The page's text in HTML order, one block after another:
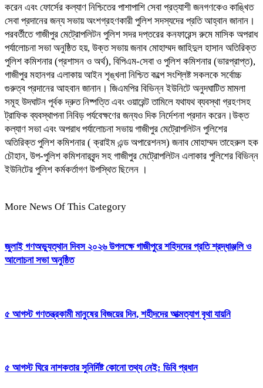
করেন এবং ফোর্সের কল্যাণ নিশ্চিতের পাশাপাশি সেবা প্রত্যাশী জনগণকেও কাঙ্খিত
সেবা প্রদানের জন্য সভায় অংশগ্রহণকারী পুলিশ সদস্যদের প্রতি আহ্বান জানান।
পরবর্তীতে গাজীপুর মেট্রোপলিটন পুলিশ সদর দপ্তরের কনফারেন্স রুমে মাসিক অপরাধ
পর্যালোচনা সভা অনুষ্ঠিত হয়, উক্ত সভায় জনাব মোহাম্মদ জাহিদুল হাসান অতিরিক্ত
পুলিশ কমিশনার (প্রশাসন ও অর্থ), বিপিএম-সেবা ও পুলিশ কমিশনার (ভারপ্রাপ্ত),
গাজীপুর মহানগর এলাকায় আইন শৃঙ্খলা নিশ্চিত কল্পে সংশ্লিষ্ট সকলকে সর্বোচ্চ
গুরুত্ব প্রদানের আহবান জানান। জিএমপির বিভিন্ন ইউনিটে অনুদঘাটিত মামলা
সমূহ উদঘাটন পূর্বক দ্রুত নিষ্পত্তি এবং ওয়ারেন্ট তামিলে যথাযথ ব্যবস্থা গ্রহণসহ
ট্রাফিক ব্যবস্থাপনা নিবিড় পর্যবেক্ষণের জন্যও দিক নির্দেশনা প্রদান করেন।উক্ত
কল্যাণ সভা এবং অপরাধ পর্যালোচনা সভায় গাজীপুর মেট্রোপলিটন পুলিশের
অতিরিক্ত পুলিশ কমিশনার ( ক্রাইম এন্ড অপারেশনস) জনাব মোহাম্মদ তাহেরুল হক
চৌহান, উপ-পুলিশ কমিশনারবৃন্দ সহ গাজীপুর মেট্রোপলিটন এলাকার পুলিশের বিভিন্ন
ইউনিটের পুলিশ কর্মকর্তাগণ উপস্থিত ছিলেন ।
More News Of This Category
জুলাই গণঅভ্যুত্থান দিবস ২০২৬ উপলক্ষে গাজীপুরে শহিদদের প্রতি শ্রদ্ধাঞ্জলি ও
আলোচনা সভা অনুষ্ঠিত
৫ আগস্ট গণতন্ত্রকামী মানুষের বিজয়ের দিন, শহীদদের আত্মত্যাগ বৃথা যায়নি
৫ আগস্ট ঘিরে নাশকতার সুনির্দিষ্ট কোনো তথ্য নেই: ডিবি প্রধান